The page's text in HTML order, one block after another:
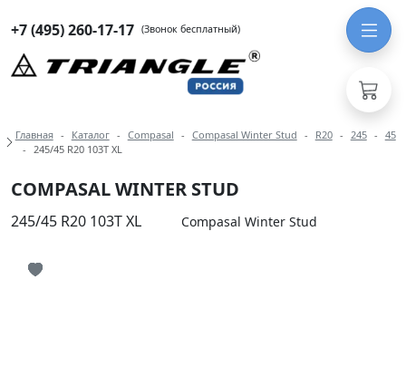
+7 (495) 260-17-17 (Звонок бесплатный)
Навигация по разделам модели
Главная Каталог Compasal Compasal Winter Stud R20 245
45
245/45 R20 103T XL
COMPASAL WINTER STUD
245/45 R20 103T XL Compasal Winter Stud